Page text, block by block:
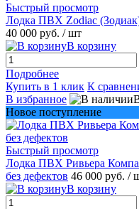
Быстрый просмотр
Лодка ПВХ Zodiac
40 000 руб. / шт
В корзину
Подробнее
Купить в 1 клик К
В избранное
Новое поступление
Быстрый просмотр
Лодка ПВХ Ривьера
без дефектов 46 000 руб. /
В корзину